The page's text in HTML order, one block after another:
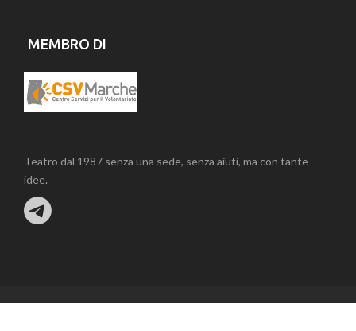
MEMBRO DI
Teatro dal 1987 senza una sede, senza aiuti, ma con tante
idee.